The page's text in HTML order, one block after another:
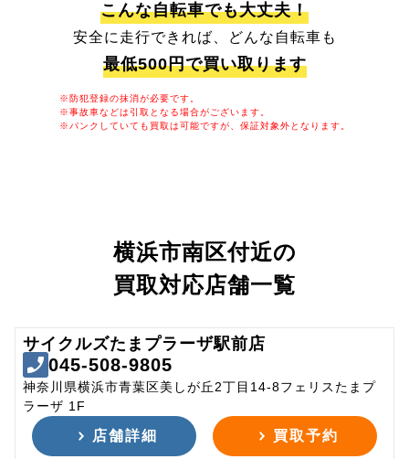
こんな自転車でも大丈夫！
安全に走行できれば、どんな自転車も
最低500円で買い取ります
※防犯登録の抹消が必要です。
※事故車などは引取となる場合がございます。
※パンクしていても買取は可能ですが、保証対象外となります。
横浜市南区付近の
買取対応店舗一覧
サイクルズたまプラーザ駅前店
045-508-9805
神奈川県横浜市青葉区美しが丘2丁目14-8フェリスたまプ
ラーザ 1F
店舗詳細 買取予約